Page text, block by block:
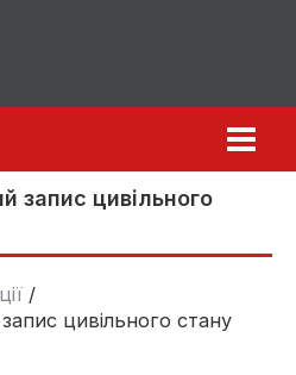
запис цивільного
цивільного стану